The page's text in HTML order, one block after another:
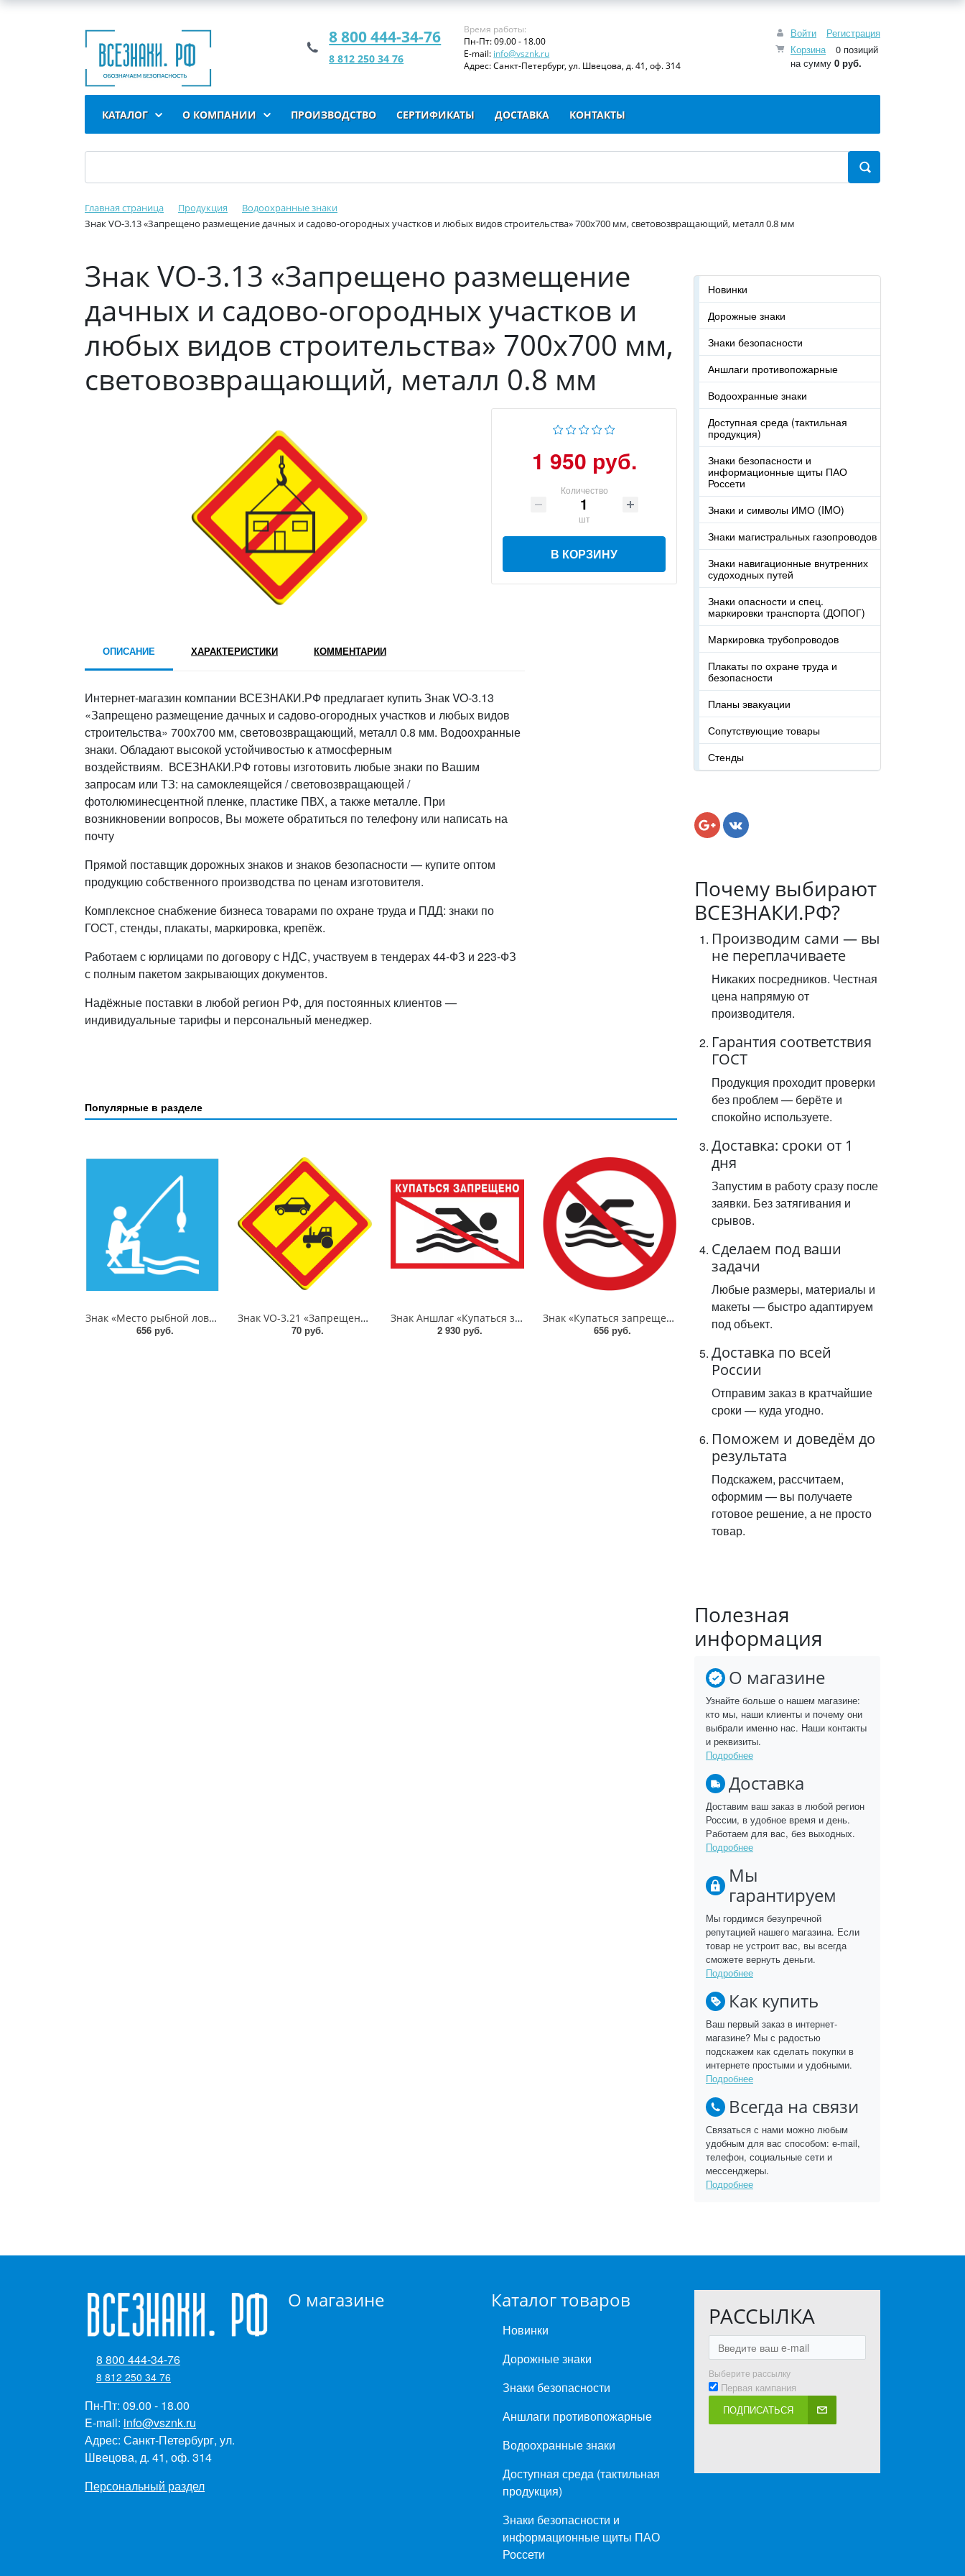
Войти
Регистрация
Корзина
0 позиций
на сумму 0 руб.
8 800 444-34-76
8 812 250 34 76
Время работы:
Пн-Пт: 09.00 - 18.00
E-mail: info@vsznk.ru
Адрес: Санкт-Петербург, ул. Швецова, д. 41, оф. 314
КАТАЛОГ О КОМПАНИИ ПРОИЗВОДСТВО СЕРТИФИКАТЫ ДОСТАВКА КОНТАКТЫ
Главная страница Продукция
Водоохранные знаки
Знак VO-3.13 «Запрещено размещение дачных и садово-огородных участков и любых видов строительства» 700х700 мм, световозвращающий, металл 0.8 мм
Знак VO-3.13 «Запрещено размещение
дачных и садово-огородных участков и
любых видов строительства» 700х700 мм,
световозвращающий, металл 0.8 мм
1 950 руб.
Количество
шт
В КОРЗИНУ
ОПИСАНИЕ ХАРАКТЕРИСТИКИ КОММЕНТАРИИ
Интернет-магазин компании ВСЕЗНАКИ.РФ предлагает купить Знак VO-3.13
«Запрещено размещение дачных и садово-огородных участков и любых видов
строительства» 700х700 мм, световозвращающий, металл 0.8 мм. Водоохранные
знаки. Обладают высокой устойчивостью к атмосферным
воздействиям. ВСЕЗНАКИ.РФ готовы изготовить любые знаки по Вашим
запросам или ТЗ: на самоклеящейся / световозвращающей /
фотолюминесцентной пленке, пластике ПВХ, а также металле. При
возникновении вопросов, Вы можете обратиться по телефону или написать на
почту
Прямой поставщик дорожных знаков и знаков безопасности — купите оптом
продукцию собственного производства по ценам изготовителя.
Комплексное снабжение бизнеса товарами по охране труда и ПДД: знаки по
ГОСТ, стенды, плакаты, маркировка, крепёж.
Работаем с юрлицами по договору с НДС, участвуем в тендерах 44-ФЗ и 223-ФЗ
с полным пакетом закрывающих документов.
Надёжные поставки в любой регион РФ, для постоянных клиентов —
индивидуальные тарифы и персональный менеджер.
Популярные в разделе
Знак «Место рыбной ловли» 500х500 мм, пластик 3 мм
656 руб.
Знак VO-3.21 «Запрещено движение автомобилей и тракторов, кроме автомобилей специального назначения» 700х700 мм, световозвращающий, металл 0.8 мм
70 руб.
Знак Аншлаг «Купаться запрещено» 900x600 мм , световозвращающий, металл 0.8 мм
2 930 руб.
Знак «Купаться запрещено» 500х500 мм, пластик 3 мм
656 руб.
Новинки
Дорожные знаки
Знаки безопасности
Аншлаги противопожарные
Водоохранные знаки
Доступная среда (тактильная
продукция)
Знаки безопасности и
информационные щиты ПАО
Россети
Знаки и символы ИМО (IMO)
Знаки магистральных газопроводов
Знаки навигационные внутренних
судоходных путей
Знаки опасности и спец.
маркировки транспорта (ДОПОГ)
Маркировка трубопроводов
Плакаты по охране труда и
безопасности
Планы эвакуации
Сопутствующие товары
Стенды
Почему выбирают
ВСЕЗНАКИ.РФ?
Производим сами — вы
не переплачиваете
Никаких посредников. Честная
цена напрямую от
производителя.
Гарантия соответствия
ГОСТ
Продукция проходит проверки
без проблем — берёте и
спокойно используете.
Доставка: сроки от 1
дня
Запустим в работу сразу после
заявки. Без затягивания и
срывов.
Сделаем под ваши
задачи
Любые размеры, материалы и
макеты — быстро адаптируем
под объект.
Доставка по всей
России
Отправим заказ в кратчайшие
сроки — куда угодно.
Поможем и доведём до
результата
Подскажем, рассчитаем,
оформим — вы получаете
готовое решение, а не просто
товар.
Полезная
информация
О магазине
Узнайте больше о нашем магазине:
кто мы, наши клиенты и почему они
выбрали именно нас. Наши контакты
и реквизиты.
Подробнее
Доставка
Доставим ваш заказ в любой регион
России, в удобное время и день.
Работаем для вас, без выходных.
Подробнее
Мы
гарантируем
Мы гордимся безупречной
репутацией нашего магазина. Если
товар не устроит вас, вы всегда
сможете вернуть деньги.
Подробнее
Как купить
Ваш первый заказ в интернет-
магазине? Мы с радостью
подскажем как сделать покупки в
интернете простыми и удобными.
Подробнее
Всегда на связи
Связаться с нами можно любым
удобным для вас способом: e-mail,
телефон, социальные сети и
мессенджеры.
Подробнее
О магазине Каталог товаров
Новинки
Дорожные знаки
Знаки безопасности
Аншлаги противопожарные
Водоохранные знаки
Доступная среда (тактильная
продукция)
Знаки безопасности и
информационные щиты ПАО
Россети
РАССЫЛКА
Выберите рассылку
Первая кампания
ПОДПИСАТЬСЯ
8 800 444-34-76
8 812 250 34 76
Пн-Пт: 09.00 - 18.00
E-mail: info@vsznk.ru
Адрес: Санкт-Петербург, ул.
Швецова, д. 41, оф. 314
Персональный раздел